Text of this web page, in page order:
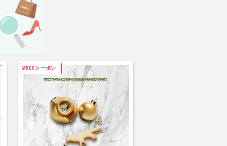
¥500クーポン